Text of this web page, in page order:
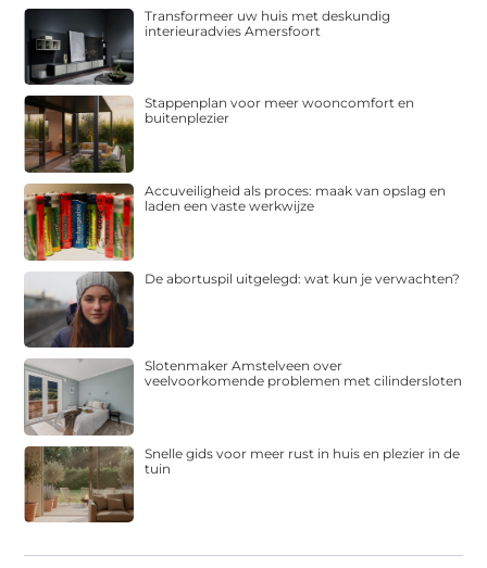
Transformeer uw huis met deskundig
interieuradvies Amersfoort
Stappenplan voor meer wooncomfort en
buitenplezier
Accuveiligheid als proces: maak van opslag en
laden een vaste werkwijze
De abortuspil uitgelegd: wat kun je verwachten?
Slotenmaker Amstelveen over
veelvoorkomende problemen met cilindersloten
Snelle gids voor meer rust in huis en plezier in de
tuin